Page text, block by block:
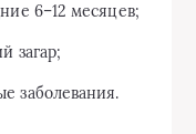
6–12 месяцев;
загар;
заболевания.